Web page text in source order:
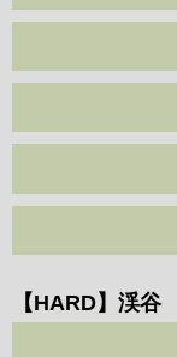
【HARD】渓谷